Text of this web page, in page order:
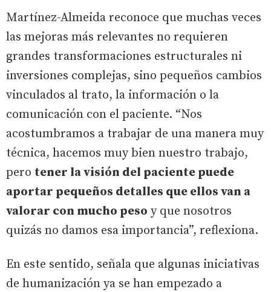
Martínez-Almeida reconoce que muchas veces
las mejoras más relevantes no requieren
grandes transformaciones estructurales ni
inversiones complejas, sino pequeños cambios
vinculados al trato, la información o la
comunicación con el paciente. “Nos
acostumbramos a trabajar de una manera muy
técnica, hacemos muy bien nuestro trabajo,
pero tener la visión del paciente puede
aportar pequeños detalles que ellos van a
valorar con mucho peso y que nosotros
quizás no damos esa importancia”, reflexiona.
En este sentido, señala que algunas iniciativas
de humanización ya se han empezado a